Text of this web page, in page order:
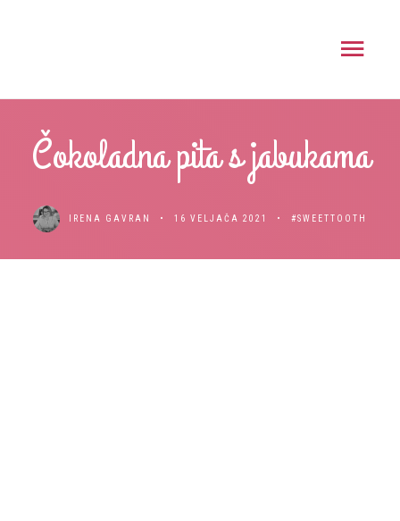
Čokoladna pita s jabukama
IRENA GAVRAN 16 VELJAČA 2021 #SWEETTOOTH